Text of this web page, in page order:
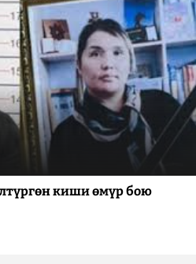
киши өмүр бою